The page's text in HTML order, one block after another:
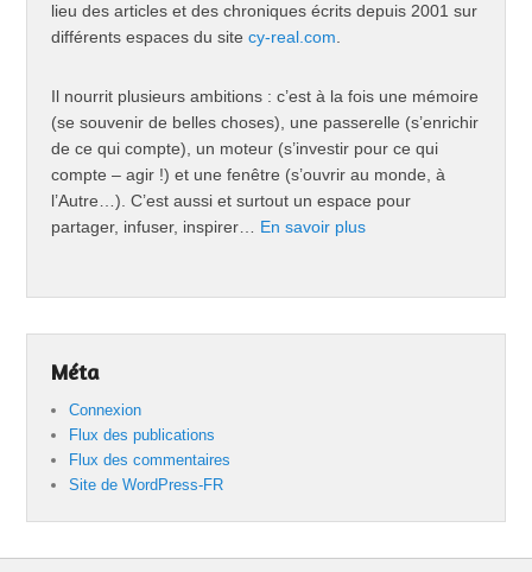
lieu des articles et des chroniques écrits depuis 2001 sur
différents espaces du sitecy-real.com
Il nourrit plusieurs ambitions : c’est à la fois une mémoire
(se souvenir de belles choses), une passerelle (s’enrichir
de ce qui compte), un moteur (s’investir pour ce qui
compte – agir !) et une fenêtre (s’ouvrir au monde, à
l’Autre…). C’est aussi et surtout un espace pour
partager, infuser, inspirer… En savoir plus
Méta
Connexion
Flux des publications
Flux des commentaires
Site de WordPress-FR